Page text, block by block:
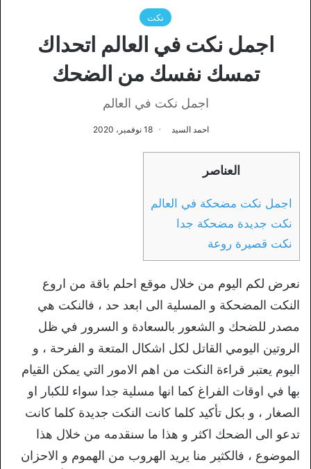
نكت
اجمل نكت في العالم اتحداك
تمسك نفسك من الضحك
اجمل نكت في العالم
احمد السيد 18 نوفمبر، 2020
العناصر
اجمل نكت مضحكة في العالم
نكت جديدة مضحكة جدا
نكت قصيرة روعة
نعرض لكم اليوم من خلال موقع احلم باقة من اروع
النكت المضحكة و المسلية الى ابعد حد ، فالنكت هي
مصدر للضحك و الشعور بالسعادة و السرور في ظل
الروتين اليومي القاتل لكل اشكال المتعة و الفرحة ، و
اليوم يعتبر قراءة النكت من اهم الامور التي يمكن القيام
بها في اوقات الفراغ كما انها مسلية جدا سواء للكبار او
الصغار ، و بكل تأكيد كلما كانت النكت جديدة كلما كانت
تدعو الى الضحك اكثر و هذا ما سنقدمه من خلال هذا
الموضوع ، فالكثير منا يريد الهروب من الهموم و الاحزان